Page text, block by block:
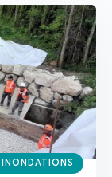
INONDATIONS